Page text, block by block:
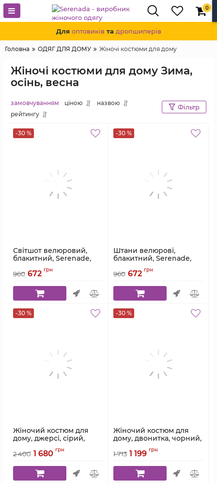
0
Для оптовиків та дропшиперів
Головна ОДЯГ ДЛЯ ДОМУ Жіночі костюми для дому
Жіночі костюми для дому Зима,
осінь, весна
замовчуванням ціною
назвою
рейтингу
Фільтр
-30 %
Світшот велюровий,
блакитний, Serenade,
Артикул:5872-1
960 672 грн
-30 %
Штани велюрові,
блакитний, Serenade,
Артикул:5872-2
960 672 грн
-30 %
Жіночий костюм для
дому, джерсі, сірий,
Артикул:5780
2 400 1 680 грн
-30 %
Жіночий костюм для
дому, двонитка, чорний,
Артикул:5751
1 713 1 199 грн